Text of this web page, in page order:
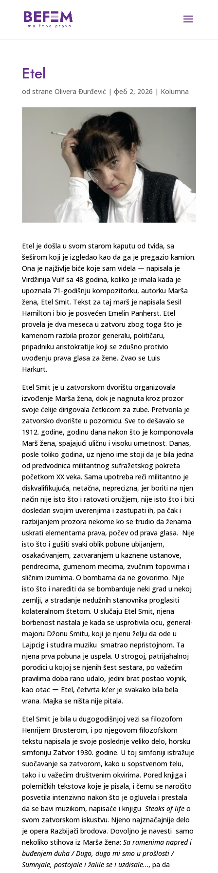
Etel
od strane Olivera Đurđević| феб 2, 2026 | Kolumna
Etel je došla u svom starom kaputu od tvida, sa
šeširom koji je izgledao kao da ga je pregazio kamion.
Ona je najživlje biće koje sam videla ー napisala je
Virdžinija Vulf sa 48 godina, koliko je imala kada je
upoznala 71-godišnju kompozitorku, autorku Marša
žena, Etel Smit. Tekst za taj marš je napisala Sesil
Hamilton i bio je posvećen Emelin Panherst. Etel
provela je dva meseca u zatvoru zbog toga što je
kamenom razbila prozor generalu, političaru,
pripadniku aristokratije koji se zdušno protivio
uvođenju prava glasa za žene. Zvao se Luis
Harkurt.
Etel Smit je u zatvorskom dvorištu organizovala
izvođenje Marša žena, dok je nagnuta kroz prozor
svoje ćelije dirigovala četkicom za zube. Pretvorila je
zatvorsko dvorište u pozornicu. Sve to dešavalo se
1912. godine, godinu dana nakon što je komponovala
Marš žena, spajajući uličnu i visoku umetnost. Danas,
posle toliko godina, uz njeno ime stoji da je bila jedna
od predvodnica militantnog sufražetskog pokreta
početkom XX veka. Sama upotreba reči militantno je
diskvalifikujuća, netačna, neprecizna, jer boriti na njen
način nije isto što i ratovati oružjem, nije isto što i biti
dosledan svojim uverenjima i zastupati ih, pa čak i
razbijanjem prozora nekome ko se trudio da ženama
uskrati elementarna prava, počev od prava glasa. Nije
isto što i gušiti svaki oblik pobune ubijanjem,
osakaćivanjem, zatvaranjem u kaznene ustanove,
pendrecima, gumenom mecima, zvučnim topovima i
sličnim izumima. O bombama da ne govorimo. Nije
isto što i narediti da se bombarduje neki grad u nekoj
zemlji, a stradanje nedužnih stanovnika proglasiti
kolateralnom štetom. U slučaju Etel Smit, njena
borbenost nastala je kada se usprotivila ocu, general-
majoru Džonu Smitu, koji je njenu želju da ode u
Lajpcig i studira muziku smatrao nepristojnom. Ta
njena prva pobuna je uspela. U strogoj, patrijahalnoj
porodici u kojoj se njenih šest sestara, po važećim
pravilima doba rano udalo, jedini brat postao vojnik,
kao otac ー Etel, četvrta kćer je svakako bila bela
vrana. Majka se ništa nije pitala.
Etel Smit je bila u dugogodišnjoj vezi sa filozofom
Henrijem Brusterom, i po njegovom filozofskom
tekstu napisala je svoje poslednje veliko delo, horsku
simfoniju Zatvor 1930. godine. U toj simfoniji istražuje
suočavanje sa zatvorom, kako u sopstvenom telu,
tako i u važećim društvenim okvirima. Pored knjiga i
polemičkih tekstova koje je pisala, i čemu se naročito
posvetila intenzivno nakon što je ogluvela i prestala
da se bavi muzikom, napisaće i knjigu Steaks of life o
svom zatvorskom iskustvu. Njeno najznačajnije delo
je opera Razbijači brodova. Dovoljno je navesti samo
nekoliko stihova iz Marša žena: Sa ramenima napred i
buđenjem duha / Dugo, dugo mi smo u prošlosti /
Sumnjale, postojale i žalile se i uzdisale…, pa da